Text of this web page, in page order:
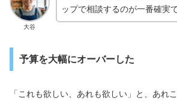
大谷
ップで相談するのが一番確実で
予算を大幅にオーバーした
「これも欲しい、あれも欲しい」と、あれ